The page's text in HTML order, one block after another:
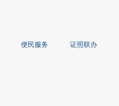
便民服务
证照联办